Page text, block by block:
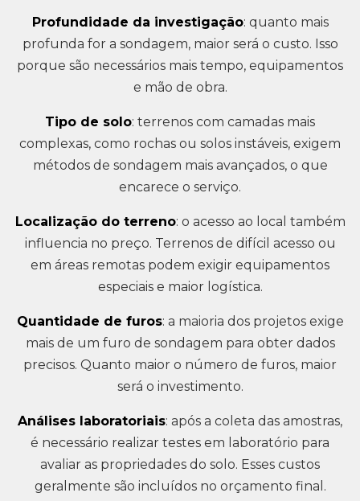
Profundidade da investigação: quanto mais
profunda for a sondagem, maior será o custo. Isso
porque são necessários mais tempo, equipamentos
e mão de obra.
Tipo de solo: terrenos com camadas mais
complexas, como rochas ou solos instáveis, exigem
métodos de sondagem mais avançados, o que
encarece o serviço.
Localização do terreno: o acesso ao local também
influencia no preço. Terrenos de difícil acesso ou
em áreas remotas podem exigir equipamentos
especiais e maior logística.
Quantidade de furos: a maioria dos projetos exige
mais de um furo de sondagem para obter dados
precisos. Quanto maior o número de furos, maior
será o investimento.
Análises laboratoriais: após a coleta das amostras,
é necessário realizar testes em laboratório para
avaliar as propriedades do solo. Esses custos
geralmente são incluídos no orçamento final.